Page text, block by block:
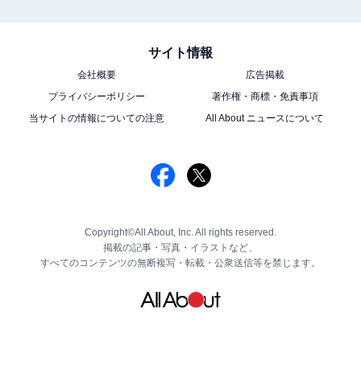
サイト情報
会社概要
広告掲載
プライバシーポリシー
著作権・商標・免責事項
当サイトの情報についての注意
All About ニュースについて
Copyright©All About, Inc. All rights reserved.
掲載の記事・写真・イラストなど、
すべてのコンテンツの無断複写・転載・公衆送信等を禁じます。